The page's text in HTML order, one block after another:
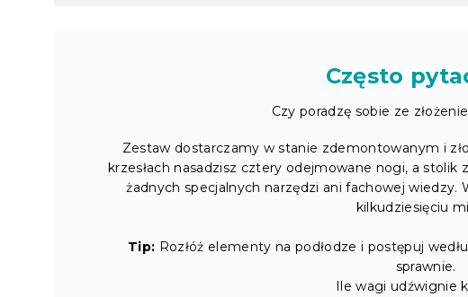
Często
Czy poradzę sobie ze
Zestaw dostarczamy w stanie zdemontowanym i
krzesłach nasadzisz cztery odejmowane nogi, a stolik
żadnych specjalnych narzędzi ani fachowej
kilkudziesięciu
Tip: Rozłóż elementy na podłodze i postępuj
sprawnie.
Ile wagi udźwignie